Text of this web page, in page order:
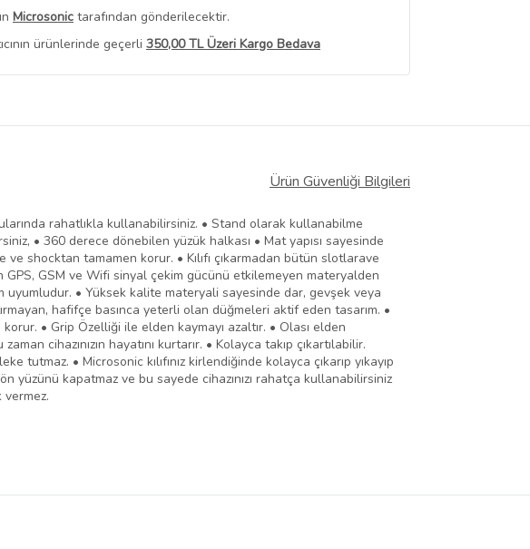
Microsonic tarafından gönderilecektir.
ürünlerinde geçerli 350,00 TL Üzeri Kargo Bedava
Tüm Ürünlerini Görüntüle
Ürün Güvenliği Bilgileri
rahatlıkla kullanabilirsiniz. • Stand olarak kullanabilme
• 360 derece dönebilen yüzük halkası • Mat yapısı sayesinde
ve shocktan tamamen korur. • Kılıfı çıkarmadan bütün slotlarave
GPS, GSM ve Wifi sinyal çekim gücünü etkilemeyen materyalden
uyumludur. • Yüksek kalite materyali sayesinde dar, gevşek veya
hafifçe basınca yeterli olan düğmeleri aktif eden tasarım. •
• Grip Özelliği ile elden kaymayı azaltır. • Olası elden
cihazınızın hayatını kurtarır. • Kolayca takıp çıkartılabilir.
• Microsonic kılıfınız kirlendiğinde kolayca çıkarıp yıkayıp
yüzünü kapatmaz ve bu sayede cihazınızı rahatça kullanabilirsiniz
vermez.